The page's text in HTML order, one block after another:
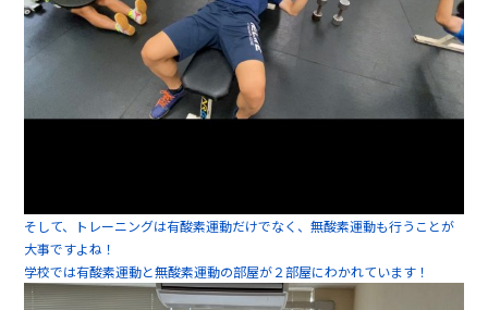
そして、トレーニングは有酸素運動だけでなく、無酸素運動も行うことが
大事ですよね！
学校では有酸素運動と無酸素運動の部屋が２部屋にわかれています！